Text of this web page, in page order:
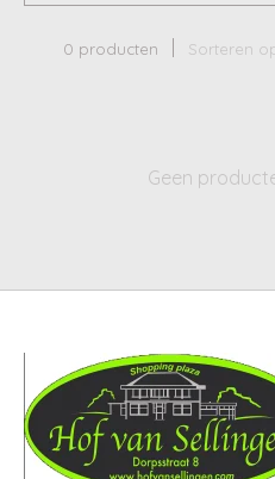
0 producten Sorteren
Geen